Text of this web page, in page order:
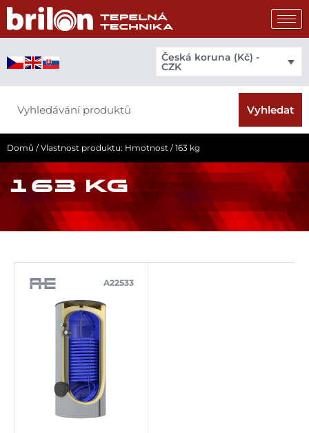
Přeskočit
obsah
Česká koruna (Kč) -
CZK
Vyhledat
Domů / Vlastnost produktu: Hmotnost / 163 kg
163 KG
A22533